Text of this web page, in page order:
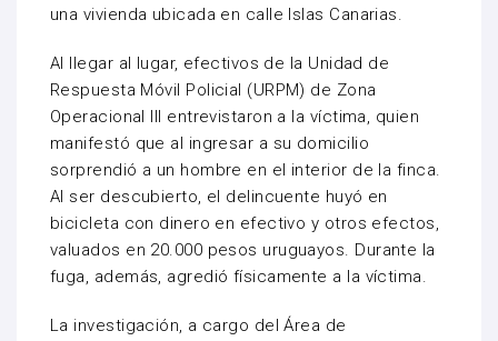
una vivienda ubicada en calle Islas Canarias.
Al llegar al lugar, efectivos de la Unidad de
Respuesta Móvil Policial (URPM) de Zona
Operacional III entrevistaron a la víctima, quien
manifestó que al ingresar a su domicilio
sorprendió a un hombre en el interior de la finca.
Al ser descubierto, el delincuente huyó en
bicicleta con dinero en efectivo y otros efectos,
valuados en 20.000 pesos uruguayos. Durante la
fuga, además, agredió físicamente a la víctima.
La investigación, a cargo del Área de